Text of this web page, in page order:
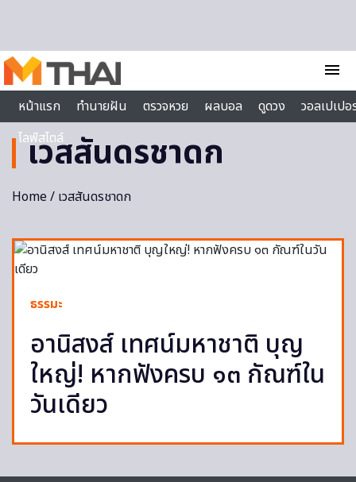
menu
หน้าแรก
ทำนายฝัน ตรวจหวย ผลบอล ดูดวง
วอลเปเป
ไลฟ์สไตล์
เวสสันดรชาดก
Home/ เวสสันดรชาดก
ธรรมะ
อานิสงส์ เทศน์มหาชาติ บุญ
ใหญ่! หากฟังครบ ๑๓ กัณฑ์ใน
วันเดียว